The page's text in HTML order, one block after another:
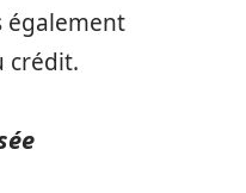
également
crédit.